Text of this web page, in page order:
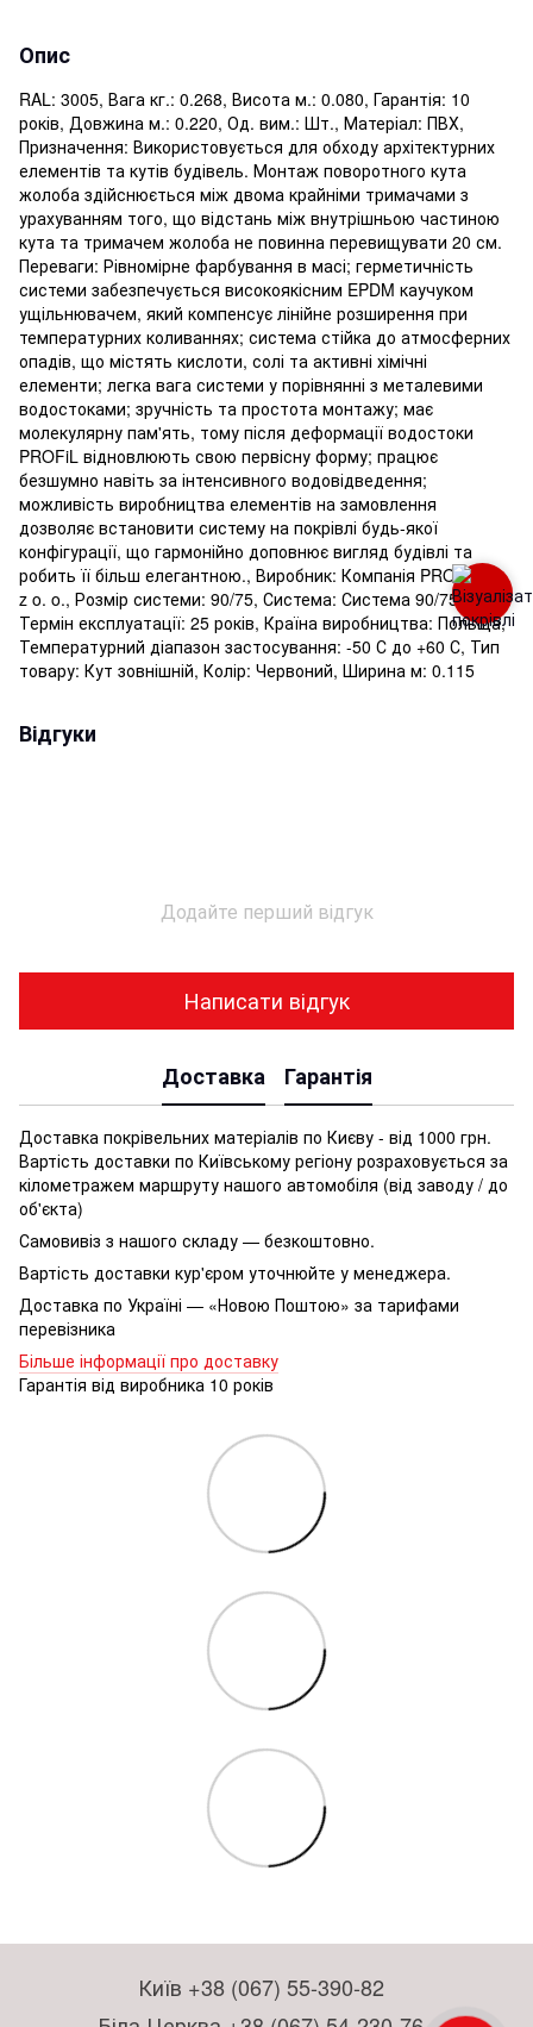
Опис
RAL: 3005, Вага кг.: 0.268, Висота м.: 0.080, Гарантія: 10
років, Довжина м.: 0.220, Од. вим.: Шт., Матеріал: ПВХ,
Призначення: Використовується для обходу архітектурних
елементів та кутів будівель. Монтаж поворотного кута
жолоба здійснюється між двома крайніми тримачами з
урахуванням того, що відстань між внутрішньою частиною
кута та тримачем жолоба не повинна перевищувати 20 см.
Переваги: ​​Рівномірне фарбування в масі; герметичність
системи забезпечується високоякісним EPDM каучуком
ущільнювачем, який компенсує лінійне розширення при
температурних коливаннях; система стійка до атмосферних
опадів, що містять кислоти, солі та активні хімічні
елементи; легка вага системи у порівнянні з металевими
водостоками; зручність та простота монтажу; має
молекулярну пам'ять, тому після деформації водостоки
PROFiL відновлюють свою первісну форму; працює
безшумно навіть за інтенсивного водовідведення;
можливість виробництва елементів на замовлення
дозволяє встановити систему на покрівлі будь-якої
конфігурації, що гармонійно доповнює вигляд будівлі та
робить її більш елегантною., Виробник: Компанія PROFIL Sp.
z o. o., Розмір системи: 90/75, Система: Система 90/75,
Термін експлуатації: 25 років, Країна виробництва: Польща,
Температурний діапазон застосування: -50 С до +60 С, Тип
товару: Кут зовнішній, Колір: Червоний, Ширина м: 0.115
Відгуки
Додайте перший відгук
Написати відгук
Доставка Гарантія
Доставка покрівельних матеріалів по Києву - від 1000 грн.
Вартість доставки по Київському регіону розраховується за
кілометражем маршруту нашого автомобіля (від заводу / до
об'єкта)
Самовивіз з нашого складу — безкоштовно.
Вартість доставки кур'єром уточнюйте у менеджера.
Доставка по Україні — «Новою Поштою» за тарифами
перевізника
Більше інформації про доставку
Гарантія від виробника 10 років
Київ +38 (067) 55-390-82